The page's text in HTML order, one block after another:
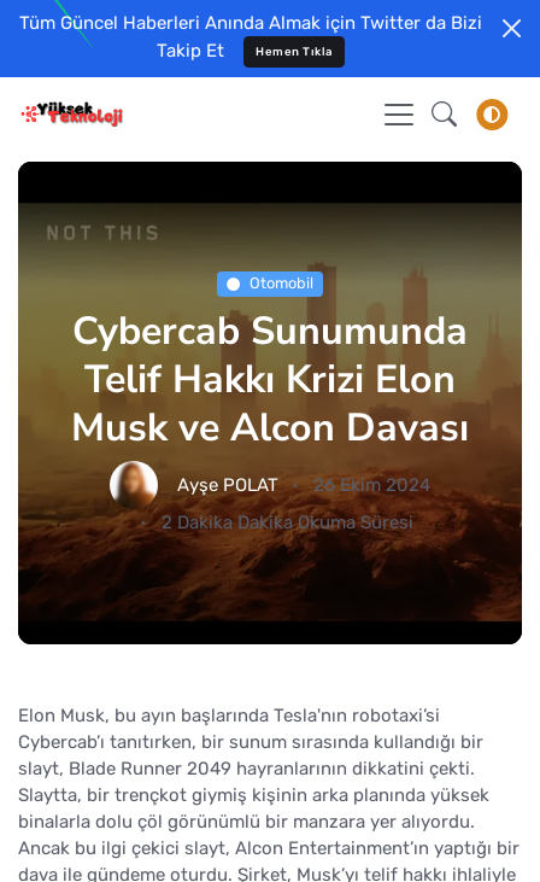
Tüm Güncel Haberleri Anında Almak için Twitter da Bizi
Takip Et
Hemen Tıkla
Otomobil
Cybercab Sunumunda
Telif Hakkı Krizi Elon
Musk ve Alcon Davası
Ayşe POLAT
26 Ekim 2024
2 Dakika Dakika Okuma Süresi
Elon Musk, bu ayın başlarında Tesla'nın robotaxi’si
Cybercab’ı tanıtırken, bir sunum sırasında kullandığı bir
slayt, Blade Runner 2049 hayranlarının dikkatini çekti.
Slaytta, bir trençkot giymiş kişinin arka planında yüksek
binalarla dolu çöl görünümlü bir manzara yer alıyordu.
Ancak bu ilgi çekici slayt, Alcon Entertainment’ın yaptığı bir
dava ile gündeme oturdu. Şirket, Musk’yı telif hakkı ihlaliyle